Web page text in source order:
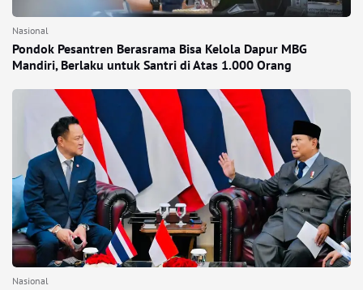
Nasional
Pondok Pesantren Berasrama Bisa Kelola Dapur MBG
Mandiri, Berlaku untuk Santri di Atas 1.000 Orang
Nasional